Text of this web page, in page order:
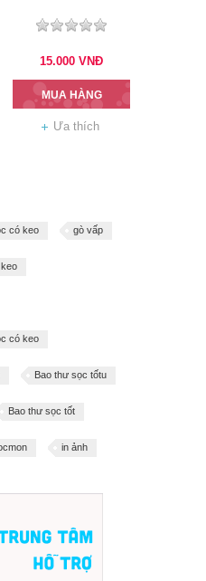
15.000 VNĐ
MUA HÀNG
Ưa thích
có keo gò vấp
có keo
Bao thư sọc tốtu
Bao thư sọc tốt
in ảnh